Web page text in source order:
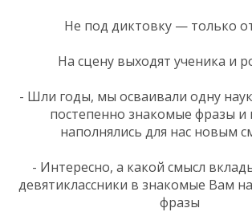
Не под диктовку — только
На сцену выходят ученика и
- Шли годы, мы осваивали одну
постепенно знакомые фразы и
наполнялись для нас новым
- Интересно, а какой смысл
девятиклассники в знакомые Вам
фразы